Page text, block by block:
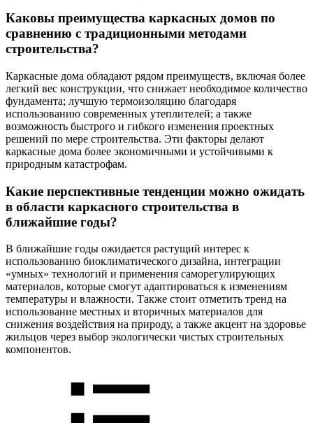
Каковы преимущества каркасных домов по
сравнению с традиционными методами
строительства?
Каркасные дома обладают рядом преимуществ, включая более
легкий вес конструкции, что снижает необходимое количество
фундамента; лучшую термоизоляцию благодаря
использованию современных утеплителей; а также
возможность быстрого и гибкого изменения проектных
решений по мере строительства. Эти факторы делают
каркасные дома более экономичными и устойчивыми к
природным катастрофам.
Какие перспективные тенденции можно ожидать
в области каркасного строительства в
ближайшие годы?
В ближайшие годы ожидается растущий интерес к
использованию биоклиматического дизайна, интеграции
«умных» технологий и применения саморегулирующих
материалов, которые смогут адаптироваться к изменениям
температуры и влажности. Также стоит отметить тренд на
использование местных и вторичных материалов для
снижения воздействия на природу, а также акцент на здоровье
жильцов через выбор экологически чистых строительных
компонентов.